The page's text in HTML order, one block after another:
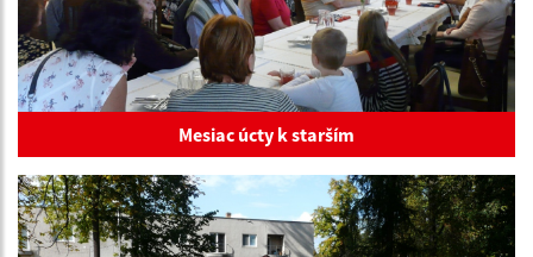
Mesiac úcty k starším